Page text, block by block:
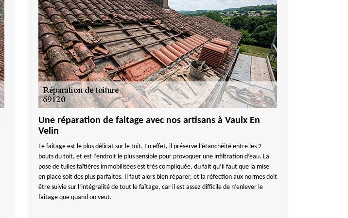
Une réparation de faitage avec nos artisans à Vaulx En
Velin
Le faîtage est le plus délicat sur le toit. En effet, il préserve l’étanchéité entre les 2
bouts du toit, et est l’endroit le plus sensible pour provoquer une infiltration d’eau. La
pose de tuiles faîtières immobilisées est très compliquée, du fait qu’il faut que la mise
en place soit des plus parfaites. Il faut alors bien réparer, et la réfection aux normes doit
être suivie sur l’intégralité de tout le faîtage, car il est assez difficile de n’enlever le
faîtage que quand on veut.